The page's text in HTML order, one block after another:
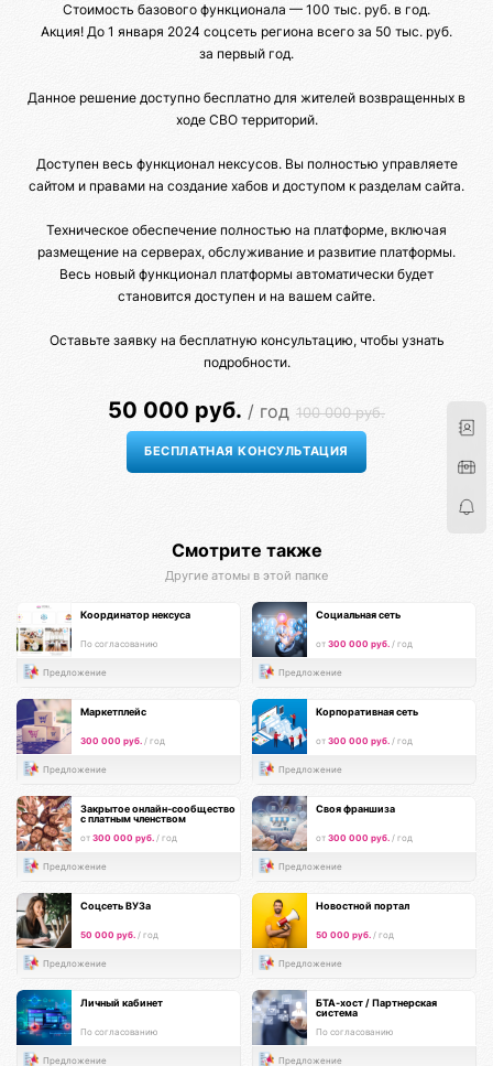
Стоимость базового функционала — 100 тыс. руб. в год.
Акция! До 1 января 2024 соцсеть региона всего за 50 тыс. руб.
за первый год.
Данное решение доступно бесплатно для жителей возвращенных в
ходе СВО территорий.
Доступен весь функционал нексусов. Вы полностью управляете
сайтом и правами на создание хабов и доступом к разделам сайта.
Техническое обеспечение полностью на платформе, включая
размещение на серверах, обслуживание и развитие платформы.
Весь новый функционал платформы автоматически будет
становится доступен и на вашем сайте.
Оставьте заявку на бесплатную консультацию, чтобы узнать
подробности.
50 000 руб. / год 100 000 руб.
Смотрите также
Другие атомы в этой папке
Координатор нексуса
По согласованию
Предложение
Социальная сеть
от 300 000 руб. / год
Предложение
Маркетплейс
300 000 руб. / год
Предложение
Корпоративная сеть
от 300 000 руб. / год
Предложение
Закрытое онлайн-сообщество
с платным членством
от 300 000 руб. / год
Предложение
Своя франшиза
от 300 000 руб. / год
Предложение
Соцсеть ВУЗа
50 000 руб. / год
Предложение
Новостной портал
50 000 руб. / год
Предложение
Личный кабинет
По согласованию
Предложение
БТА-хост / Партнерская
система
По согласованию
Предложение